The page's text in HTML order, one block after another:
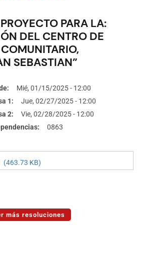
PARA LA:
DEL CENTRO DE
SEBASTIAN”
Mié, 01/15/2025 - 12:00
1
Jue, 02/27/2025 - 12:00
2
Vie, 02/28/2025 - 12:00
0863
(463.73 KB)
más resoluciones